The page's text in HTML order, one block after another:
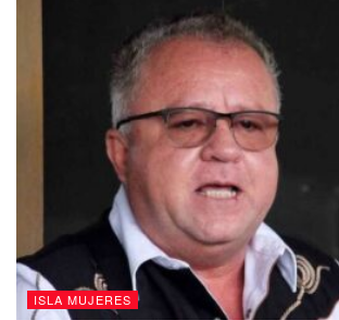
país dispone proporcionalmente de
por ciento) y psicólogos (32.5 por ciento)
continental. El indicador nacional en
es de 3.1 por cada 100 mil habitantes,
la media es de 5.4 psicólogos.
ISLA MUJERES